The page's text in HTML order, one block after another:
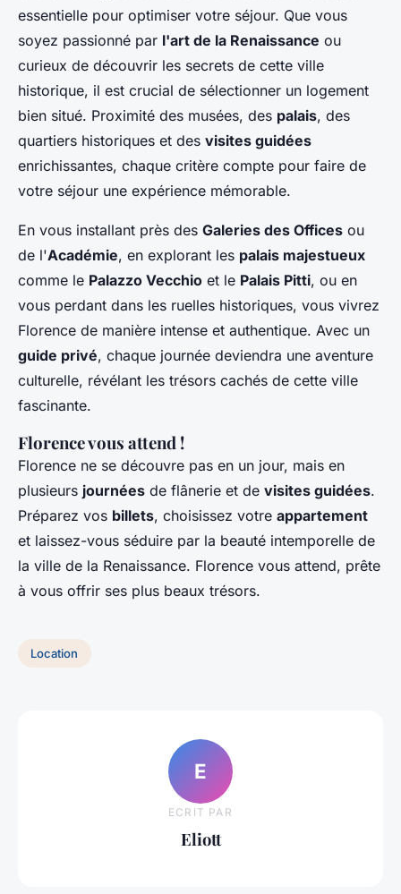
essentielle pour optimiser votre séjour. Que vous
soyez passionné par l'art de la Renaissance ou
curieux de découvrir les secrets de cette ville
historique, il est crucial de sélectionner un logement
bien situé. Proximité des musées, des palais, des
quartiers historiques et des visites guidées
enrichissantes, chaque critère compte pour faire de
votre séjour une expérience mémorable.
En vous installant près des Galeries des Offices ou
de l'Académie, en explorant les palais majestueux
comme le Palazzo Vecchio et le Palais Pitti, ou en
vous perdant dans les ruelles historiques, vous vivrez
Florence de manière intense et authentique. Avec un
guide privé, chaque journée deviendra une aventure
culturelle, révélant les trésors cachés de cette ville
fascinante.
Florence vous attend !
Florence ne se découvre pas en un jour, mais en
plusieurs journées de flânerie et de visites guidées.
Préparez vos billets, choisissez votre appartement
et laissez-vous séduire par la beauté intemporelle de
la ville de la Renaissance. Florence vous attend, prête
à vous offrir ses plus beaux trésors.
Location
E
ECRIT PAR
Eliott